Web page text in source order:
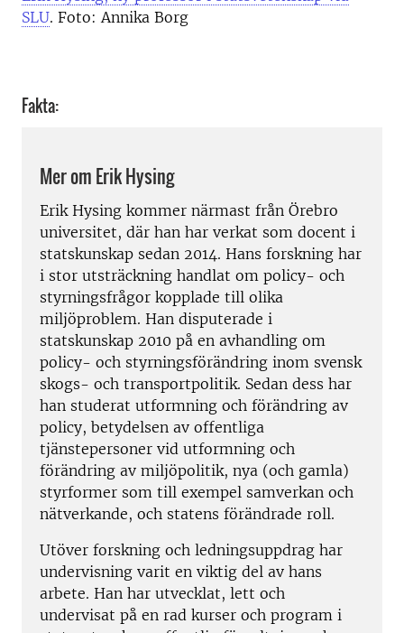
SLU. Foto: Annika Borg
Fakta:
Mer om Erik Hysing
Erik Hysing kommer närmast från Örebro
universitet, där han har verkat som docent i
statskunskap sedan 2014. Hans forskning har
i stor utsträckning handlat om policy- och
styrningsfrågor kopplade till olika
miljöproblem. Han disputerade i
statskunskap 2010 på en avhandling om
policy- och styrningsförändring inom svensk
skogs- och transportpolitik. Sedan dess har
han studerat utformning och förändring av
policy, betydelsen av offentliga
tjänstepersoner vid utformning och
förändring av miljöpolitik, nya (och gamla)
styrformer som till exempel samverkan och
nätverkande, och statens förändrade roll.
Utöver forskning och ledningsuppdrag har
undervisning varit en viktig del av hans
arbete. Han har utvecklat, lett och
undervisat på en rad kurser och program i